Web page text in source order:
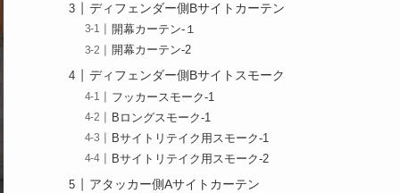
ディフェンダー側Bサイトカーテン
開幕カーテン-１
開幕カーテン-2
ディフェンダー側Bサイトスモーク
フッカースモーク-1
Bロングスモーク-1
Bサイトリテイク用スモーク-1
Bサイトリテイク用スモーク-2
アタッカー側Aサイトカーテン